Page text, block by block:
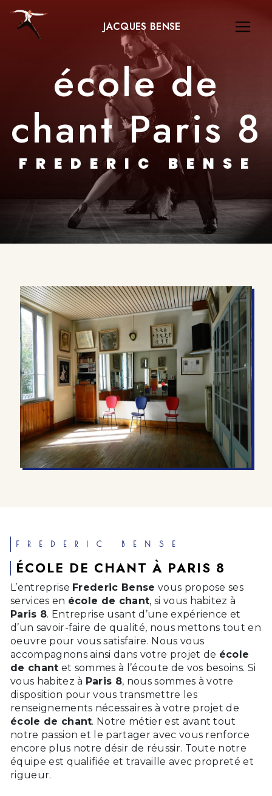
JACQUES BENSE
école de
chant Paris 8
FREDERIC BENSE
FREDERIC BENSE
ÉCOLE DE CHANT À PARIS 8
L’entreprise Frederic Bense vous propose ses
services en école de chant, si vous habitez à
Paris 8. Entreprise usant d’une expérience et
d’un savoir-faire de qualité, nous mettons tout en
oeuvre pour vous satisfaire. Nous vous
accompagnons ainsi dans votre projet de école
de chant et sommes à l’écoute de vos besoins. Si
vous habitez à Paris 8, nous sommes à votre
disposition pour vous transmettre les
renseignements nécessaires à votre projet de
école de chant. Notre métier est avant tout
notre passion et le partager avec vous renforce
encore plus notre désir de réussir. Toute notre
équipe est qualifiée et travaille avec propreté et
rigueur.
Panneau de gestion des cookies